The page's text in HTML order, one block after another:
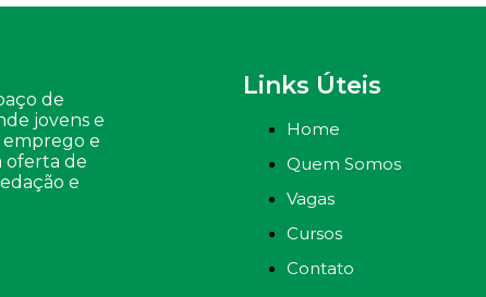
de
jovens e
e
oferta de
e
Links Úteis
Home
Quem Somos
Vagas
Cursos
Contato